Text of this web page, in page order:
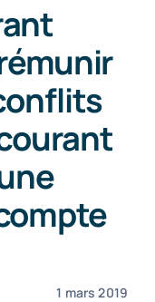
1 mars 2019